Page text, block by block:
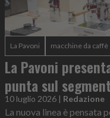
La Pavoni macchine da caffè
La Pavoni
punta sul
10 luglio 2026 | Redazione
La nuova linea è pensata